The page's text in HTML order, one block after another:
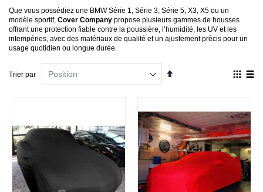
Que vous possédiez une BMW Série 1, Série 3, Série 5, X3, X5 ou un
modèle sportif, Cover Company propose plusieurs gammes de housses
offrant une protection fiable contre la poussière, l’humidité, les UV et les
intempéries, avec des matériaux de qualité et un ajustement précis pour un
usage quotidien ou longue durée.
Trier par
en